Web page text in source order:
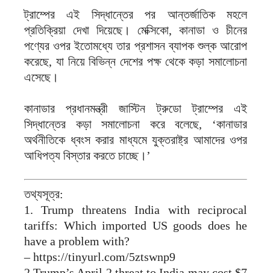
ট্রাম্পের এই সিদ্ধান্তের পর আন্তর্জাতিক মহলে
প্রতিক্রিয়া দেখা দিয়েছে। মেক্সিকো, কানাডা ও চীনের
পণ্যের ওপর ইতোমধ্যে তার প্রশাসন ব্যাপক শুল্ক আরোপ
করেছে, যা নিয়ে বিভিন্ন দেশের পক্ষ থেকে কড়া সমালোচনা
এসেছে।
কানাডার প্রধানমন্ত্রী জাস্টিন ট্রুডো ট্রাম্পের এই
সিদ্ধান্তের কড়া সমালোচনা করে বলেছে, ‘কানাডার
অর্থনীতিকে ধ্বংস করার মাধ্যমে যুক্তরাষ্ট্র আমাদের ওপর
আধিপত্য বিস্তার করতে চাচ্ছে।’
তথ্যসূত্র:
1. Trump threatens India with reciprocal
tariffs: Which imported US goods does he
have a problem with?
– https://tinyurl.com/5ztswnp9